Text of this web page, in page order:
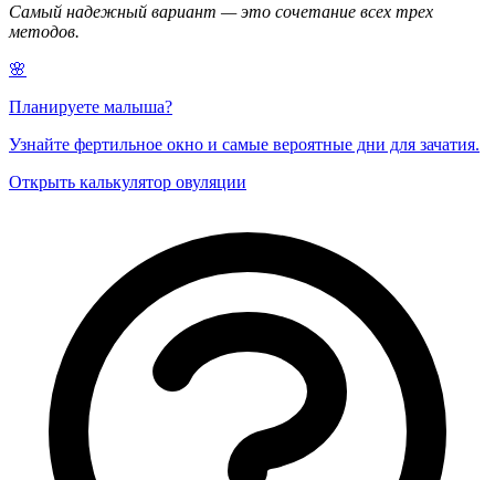
Самый надежный вариант — это сочетание всех трех
методов.
🌸
Планируете малыша?
Узнайте фертильное окно и самые вероятные дни для зачатия.
Открыть калькулятор овуляции